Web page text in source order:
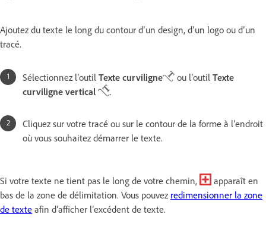
Ajoutez du texte le long du contour d’un design, d’un logo ou d’un
tracé.
Sélectionnez l’outil Texte curviligne ou l’outil Texte
curviligne vertical
.
Cliquez sur votre tracé ou sur le contour de la forme à l’endroit
où vous souhaitez démarrer le texte.
Si votre texte ne tient pas le long de votre chemin,
apparaît en
bas de la zone de délimitation. Vous pouvez redimensionner la zone
de texte afin d’afficher l’excédent de texte.